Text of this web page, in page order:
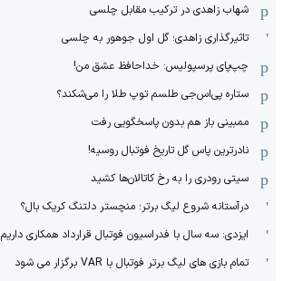
شهاب زاهدی در ترکیب مقابل چلسی
تاثیرگذاری زاهدی؛ گل اول جوهور به چلسی
چپ‌پای پرسپولیس: خداحافظ عشق من!
ستاره پی‌اس‌جی طلسم توپ طلا را می‌شکند؟
ممبینی باز هم بدون پاسخگویی رفت
نادر‌ترین پاس گل تاریخ فوتبال روسیه!
سیتی رودری را به رخ کاتالان‌ها کشید
درآستانه شروع لیگ برتر؛ منچستر دلتنگ کریک بال؟
ایزدی: سه سال با فدراسیون فوتبال قرارداد همکاری داریم
تمام بازی های لیگ برتر فوتبال با VAR برگزار می شود